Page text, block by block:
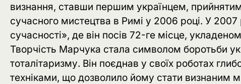
визнання, ставши першим українцем, прийнятим
сучасного мистецтва в Римі у 2006 році. У 2007
сучасності», де він посів 72-ге місце,
Творчість Марчука стала символом боротьби
тоталітаризму. Він поєднав у своїх роботах
техніками, що дозволило йому стати визнаним